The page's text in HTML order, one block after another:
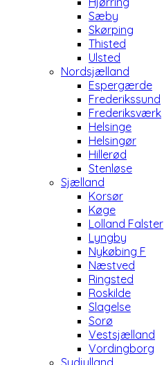
Sæby
Skørping
Thisted
Ulsted
Nordsjælland
Espergærde
Frederikssund
Frederiksværk
Helsinge
Helsingør
Hillerød
Stenløse
Sjælland
Korsør
Køge
Lolland Falster
Lyngby
Nykøbing F
Næstved
Ringsted
Roskilde
Slagelse
Sorø
Vestsjælland
Vordingborg
Sydjylland